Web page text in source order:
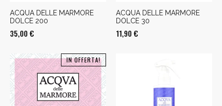
ACQUA DELLE MARMORE
DOLCE 200
35,00 €
ACQUA DELLE MARMORE
DOLCE 30
11,90 €
IN OFFERTA!